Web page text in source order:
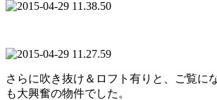
さらに吹き抜け＆ロフト有りと、ご覧に
も大興奮の物件でした。